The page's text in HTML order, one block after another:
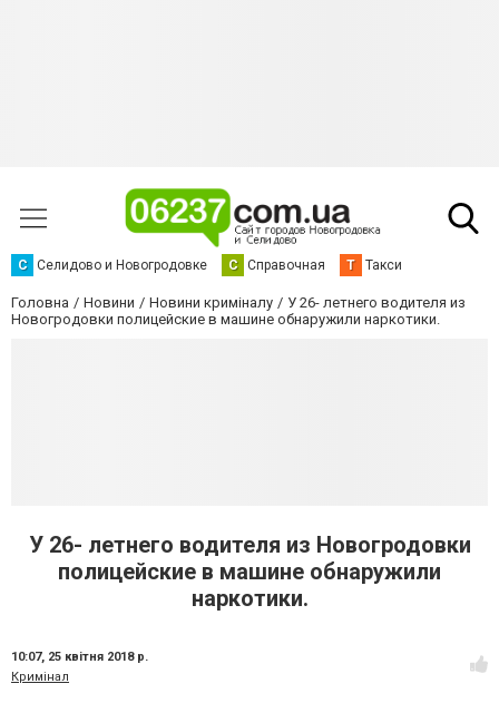
С Селидово и Новогродовке С Справочная Т Такси
Головна Новини Новини криміналу
У 26- летнего водителя из
Новогродовки полицейские в машине обнаружили наркотики.
У 26- летнего водителя из Новогродовки
полицейские в машине обнаружили
наркотики.
10:07, 25 квітня 2018 р.
Кримінал